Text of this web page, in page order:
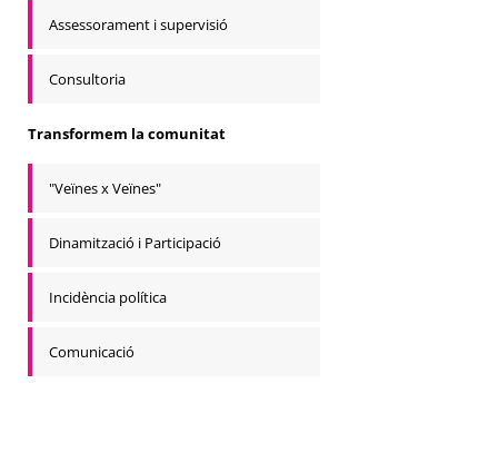
Assessorament i supervisió
Consultoria
Transformem la comunitat
"Veïnes x Veïnes"
Dinamització i Participació
Incidència política
Comunicació